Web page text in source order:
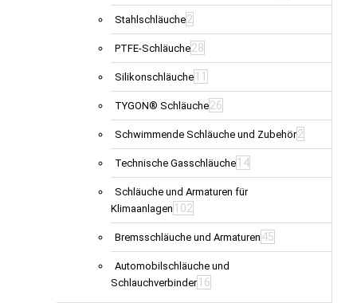
Stahlschläuche2
PTFE-Schläuche28
Silikonschläuche 11
TYGON® Schläuche26
Schwimmende Schläuche und Zubehör2
Technische Gasschläuche 14
Schläuche und Armaturen für
Klimaanlagen 102
Bremsschläuche und Armaturen 45
Automobilschläuche und
Schlauchverbinder 16